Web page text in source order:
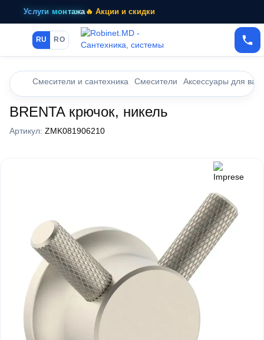
Услуги монтажа🔥 Акции и скидки
RU RO
Смесители и сантехника Смесители Аксессуары для
BRENTA крючок, никель
Артикул: ZMK081906210